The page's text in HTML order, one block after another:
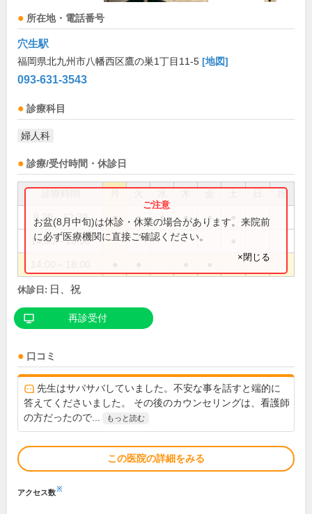
所在地・電話番号
穴生駅
福岡県北九州市八幡西区鷹の巣1丁目11-5 [地図]
093-631-3543
診療科目
婦人科
診療/受付時間・休診日
祝
9:30～12:30 ● ● ● ● ●
14:00～16:00
お盆(8月中旬)は休診・休業の場合があります。来院前
に必ず医療機関に直接ご確認ください。
×閉じる
休診日: 日、祝
再診受付
口コミ
先生はサバサバしていました。不安な事を話すと端的に
答えてくださいました。 その後のカウンセリングは、看護師
の方だったので...
もっと読む
この医院の詳細をみる
アクセス数※